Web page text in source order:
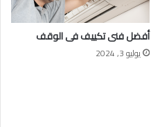
أفضل فنى تكييف فى الوقف
يوليو 3, 2024